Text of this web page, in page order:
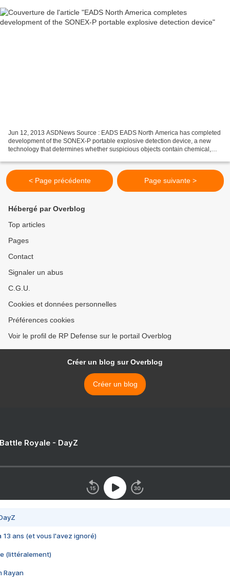
Jun 12, 2013 ASDNews Source : EADS EADS North America has completed
development of the SONEX-P portable explosive detection device, a new
technology that determines whether suspicious objects contain chemical,
< Page précédente Page suivante >
Hébergé par Overblog
Top articles
Pages
Contact
Signaler un abus
C.G.U.
Cookies et données personnelles
Préférences cookies
Voir le profil de RP Defense sur le portail Overblog
Créer un blog sur Overblog
Créer un blog
Royale - DayZ
13 ans (et vous l'avez ignoré)
(littéralement)
Rayan